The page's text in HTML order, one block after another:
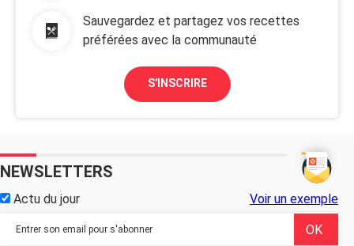
Sauvegardez et partagez vos recettes
préférées avec la communauté
S'INSCRIRE
NEWSLETTERS
Actu du jour Voir un exemple